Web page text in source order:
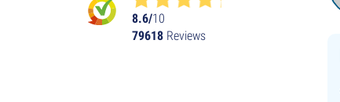
8.6/10
79618 Reviews